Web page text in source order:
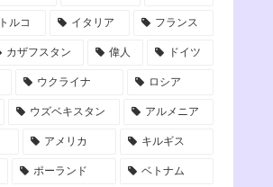
トルコ イタリア フランス
カザフスタン 偉人 ドイツ
ウクライナ ロシア
ウズベキスタン アルメニア
アメリカ キルギス
ポーランド ベトナム